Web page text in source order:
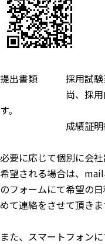
提出書類 採用試験当
尚、採用内定後
す。
成績証明書、卒
必要に応じて個別に会社
希望される場合は、
のフォームにて希望の
めて連絡をさせて頂きま
また、スマートフォン